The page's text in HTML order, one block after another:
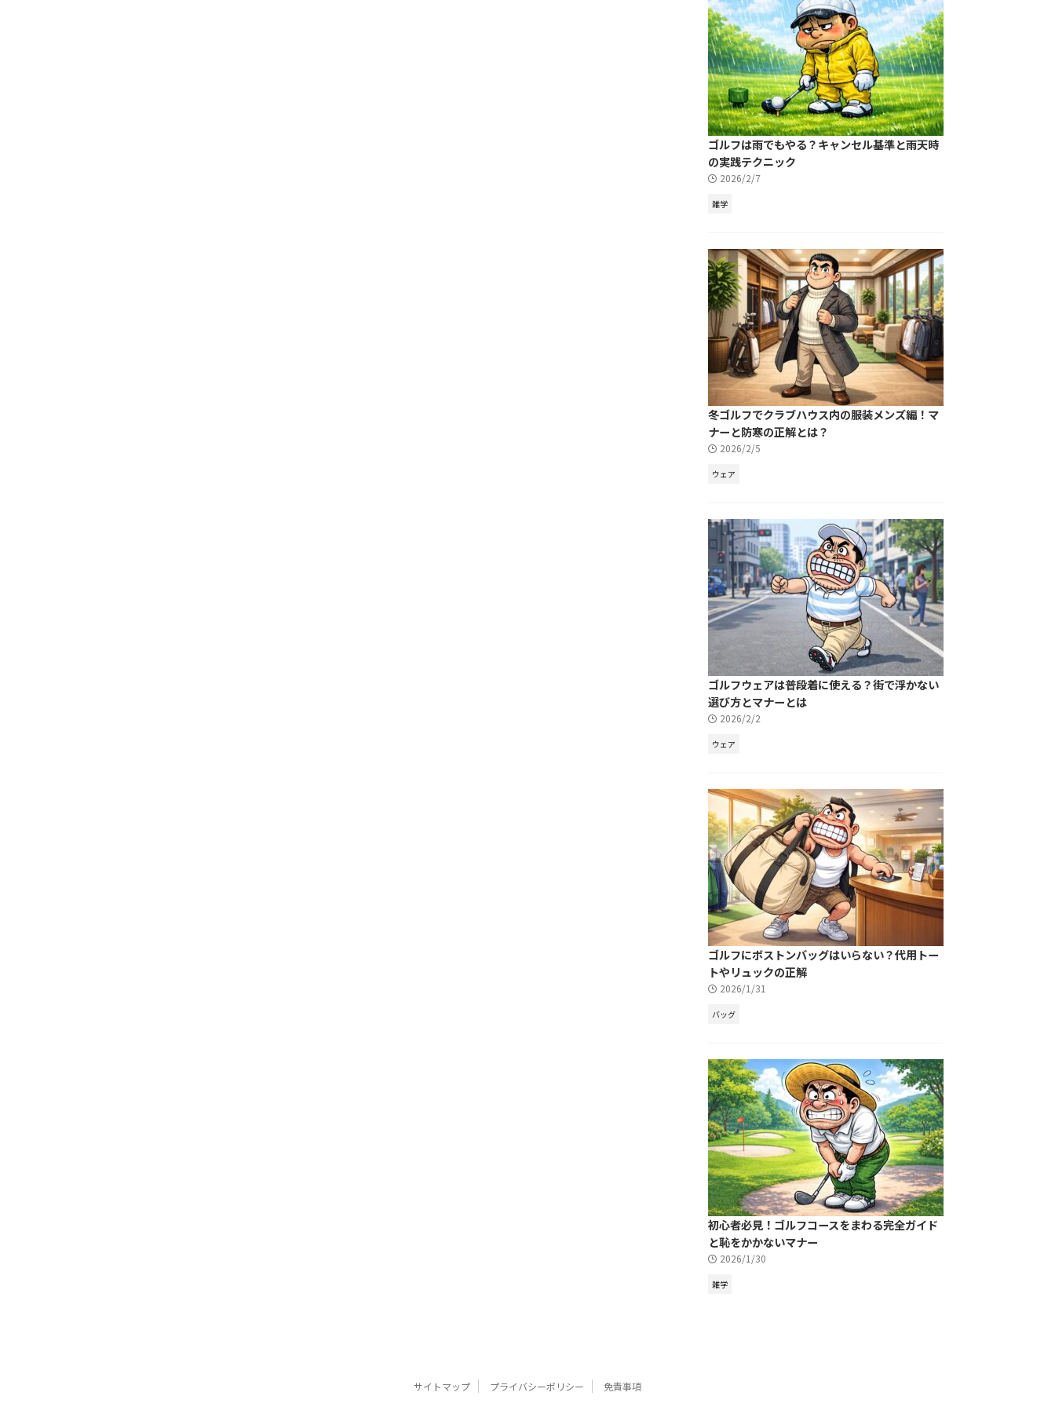
ゴルフは雨でもやる？キャンセル基準と雨天時
の実践テクニック
2026/2/7
雑学
冬ゴルフでクラブハウス内の服装メンズ編！マ
ナーと防寒の正解とは？
2026/2/5
ウェア
ゴルフウェアは普段着に使える？街で浮かない
選び方とマナーとは
2026/2/2
ウェア
ゴルフにボストンバッグはいらない？代用トー
トやリュックの正解
2026/1/31
バッグ
初心者必見！ゴルフコースをまわる完全ガイド
と恥をかかないマナー
2026/1/30
雑学
サイトマップ プライバシーポリシー 免責事項